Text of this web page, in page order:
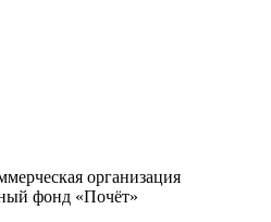
организация
фонд «Почёт»